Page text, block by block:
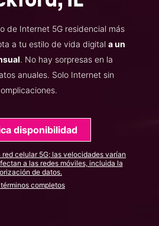
de Internet 5G residencial más
a tu estilo de vida digital a un
. No hay sorpresas en la
anuales. Solo Internet sin
disponibilidad
celular 5G; las velocidades varían
a las redes móviles, incluida la
de datos.
términos completos